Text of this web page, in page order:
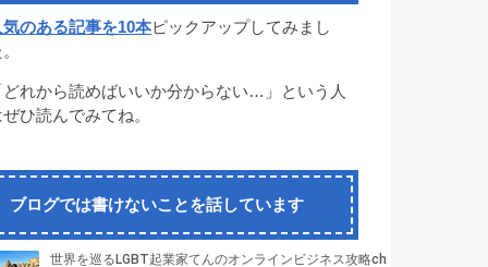
気のある記事を10本ピックアップしてみまし
どれから読めばいいか分からない…」という人
ひ読んでみてね。
ブログでは書けないことを話しています